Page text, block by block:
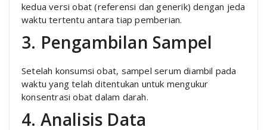
kedua versi obat (referensi dan generik) dengan jeda
waktu tertentu antara tiap pemberian.
3. Pengambilan Sampel
Setelah konsumsi obat, sampel serum diambil pada
waktu yang telah ditentukan untuk mengukur
konsentrasi obat dalam darah.
4. Analisis Data